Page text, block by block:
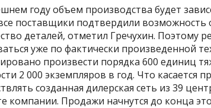
году объем производства будет
поставщики подтвердили возможность
деталей, отметил Гречухин. Поэтому
уже по фактически произведенной
произвести порядка 600 единиц
2 000 экземпляров в год. Что касается
созданная дилерская сеть из 39
компании. Продажи начнутся до конца